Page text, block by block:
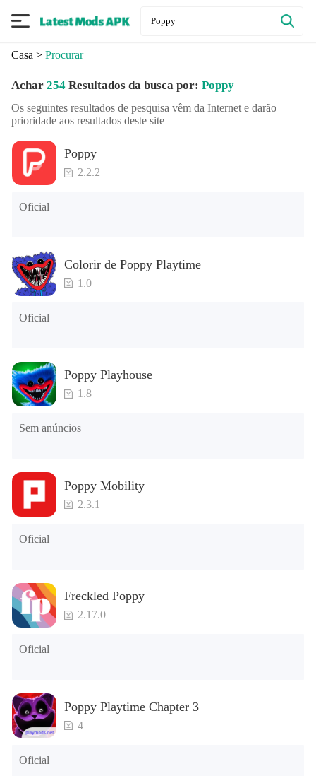
Casa > Procurar
Achar 254Resultados da busca por: Poppy
Os seguintes resultados de pesquisa vêm da Internet e darão
prioridade aos resultados deste site
Poppy
2.2.2
Oficial
Colorir de Poppy Playtime
1.0
Oficial
Poppy Playhouse
1.8
Sem anúncios
Poppy Mobility
2.3.1
Oficial
Freckled Poppy
2.17.0
Oficial
Poppy Playtime Chapter 3
4
Oficial